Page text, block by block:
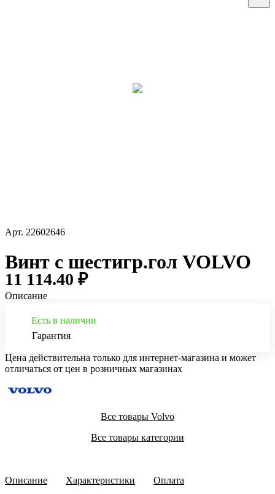
Арт. 22602646
Винт с шестигр.гол VOLVO
11 114.40 ₽
Описание
Есть в наличии
Гарантия
Цена действительна только для интернет-магазина и может
отличаться от цен в розничных магазинах
Все товары Volvo
Все товары категории
Описание Характеристики Оплата